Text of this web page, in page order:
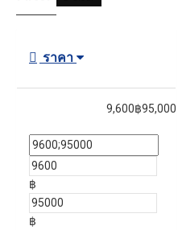
ราคา
9,600฿95,000฿
฿
฿